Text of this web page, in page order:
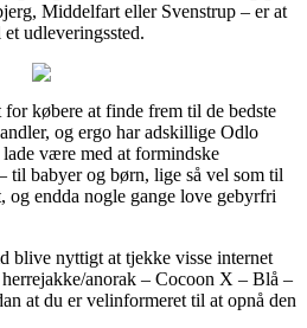
Middelfart eller Svenstrup – er at
udleveringssted.
købere at finde frem til de bedste
og ergo har adskillige Odlo
være med at formindske
til babyer og børn, lige så vel som til
endda nogle gange love gebyrfri
blive nyttigt at tjekke visse internet
anorak – Cocoon X – Blå –
at du er velinformeret til at opnå den